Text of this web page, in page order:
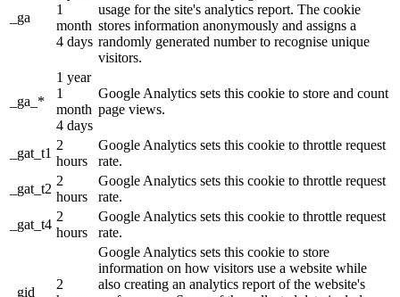
_ga
1
month
4 days
usage for the site's analytics report. The cookie
stores information anonymously and assigns a
randomly generated number to recognise unique
visitors.
_ga_*
1 year
1
month
4 days
Google Analytics sets this cookie to store and count
page views.
_gat_t1
2
hours
Google Analytics sets this cookie to throttle request
rate.
_gat_t2
2
hours
Google Analytics sets this cookie to throttle request
rate.
_gat_t4
2
hours
Google Analytics sets this cookie to throttle request
rate.
_gid
2
Google Analytics sets this cookie to store
information on how visitors use a website while
also creating an analytics report of the website's